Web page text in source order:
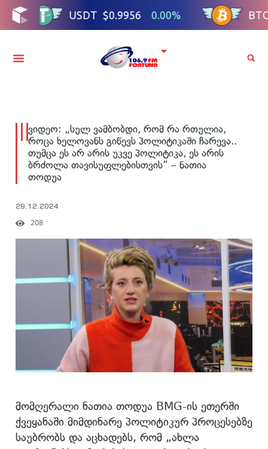
ვიდეო: „სულ ვამბობდი, რომ რა რთულია,
როცა ხელოვანს გიწევს პოლიტიკაში ჩარევა..
თუმცა ეს არ არის უკვე პოლიტიკა, ეს არის
ბრძოლა თავისუფლებისთვის” – ნათია
თოდუა
29.12.2024
208
მომღერალი ნათია თოდუა BMG-ის ეთერში
ქვეყანაში მიმდინარე პოლიტიკურ პროცესებზე
საუბრობს და აცხადებს, რომ „ახლა